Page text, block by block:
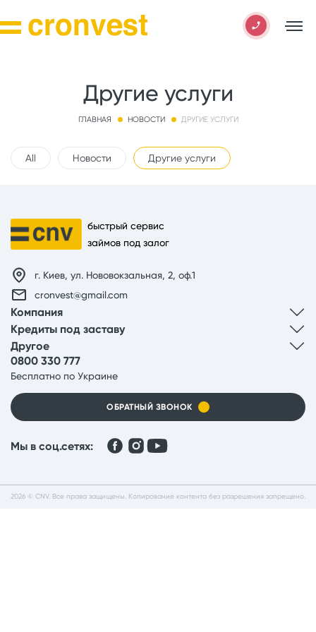
Другие услуги
ГЛАВНАЯ НОВОСТИ ДРУГИЕ УСЛУГИ
All Новости Другие услуги
быстрый сервис
займов под залог
г. Киев, ул. Нововокзальная, 2, оф.1
cronvest@gmail.com
Компания
Кредиты под заставу
Другое
0800 330 777
Бесплатно по Украине
ОБРАТНЫЙ ЗВОНОК
Мы в соц.сетях:
2026 © CNV. Все права защищены. Копирование контента без разрешения запрещено.